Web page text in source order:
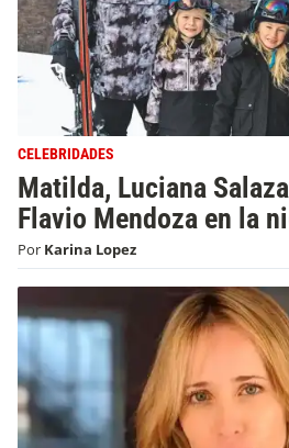
CELEBRIDADES
Matilda, Luciana
Flavio Mendoza en la
Por Karina Lopez